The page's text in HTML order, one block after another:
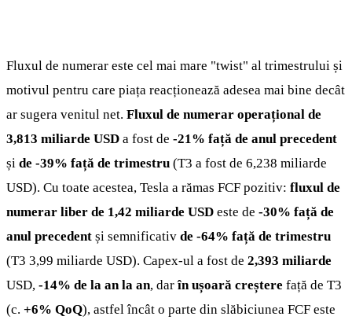
Fluxul de numerar este cel mai mare "twist" al trimestrului și
motivul pentru care piața reacționează adesea mai bine decât
ar sugera venitul net. Fluxul de numerar operațional de
3,813 miliarde USD a fost de -21% față de anul precedent
și de -39% față de trimestru (T3 a fost de 6,238 miliarde
USD). Cu toate acestea, Tesla a rămas FCF pozitiv: fluxul de
numerar liber de 1,42 miliarde USD este de -30% față de
anul precedent și semnificativ de -64% față de trimestru
(T3 3,99 miliarde USD). Capex-ul a fost de 2,393 miliarde
USD, -14% de la an la an, darîn ușoară creștere față de T3
(c. +6% QoQ), astfel încât o parte din slăbiciunea FCF este